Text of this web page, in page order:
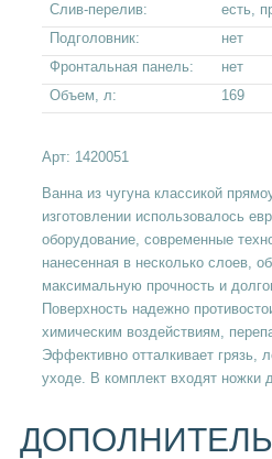
Слив-перелив:
есть,
Подголовник:
нет
Фронтальная панель:
нет
Объем, л:
169
Арт: 1420051
Ванна из чугуна классикой
изготовлении использовалось
оборудование, современные
нанесенная в несколько слоев,
максимальную прочность и
Поверхность надежно
химическим воздействиям,
Эффективно отталкивает грязь,
уходе. В комплект входят ножки